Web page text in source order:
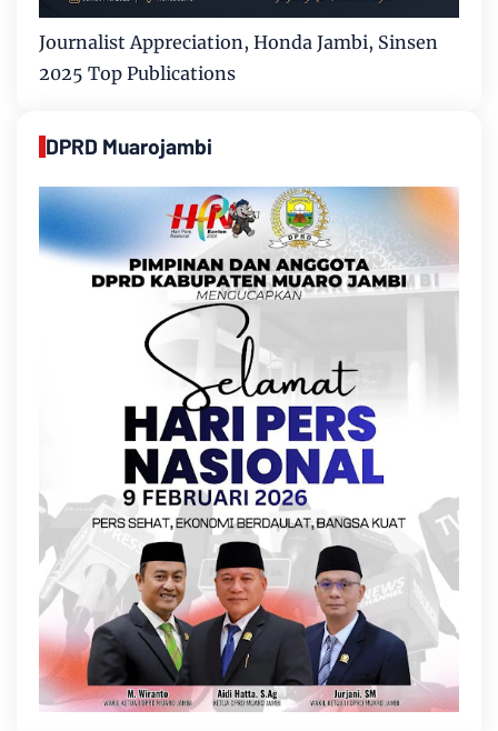
Journalist Appreciation, Honda Jambi, Sinsen
2025 Top Publications
DPRD Muarojambi